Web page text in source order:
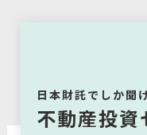
日本財託でしか聞
不動産投資